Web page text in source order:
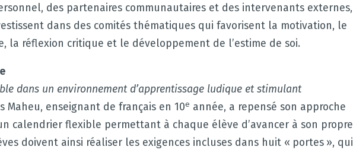
des partenaires communautaires et des intervenants externes,
dans des comités thématiques qui favorisent la motivation, le
la réflexion critique et le développement de l’estime de soi.
dans un environnement d’apprentissage ludique et stimulant
Maheu, enseignant de français en 10e année, a repensé son approche
calendrier flexible permettant à chaque élève d’avancer à son propre
doivent ainsi réaliser les exigences incluses dans huit « portes », qui